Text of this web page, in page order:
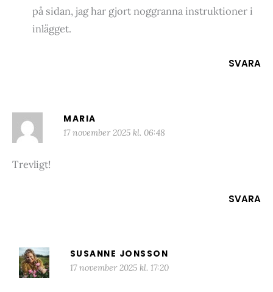
på sidan, jag har gjort noggranna instruktioner i
inlägget.
SVARA
MARIA
17 november 2025 kl. 06:48
Trevligt!
SVARA
SUSANNE JONSSON
17 november 2025 kl. 17:20